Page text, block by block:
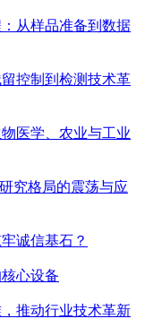
从样品准备到数据
控制到检测技术革
医学、农业与工业
究格局的震荡与应
诚信基石？
心设备
推动行业技术革新